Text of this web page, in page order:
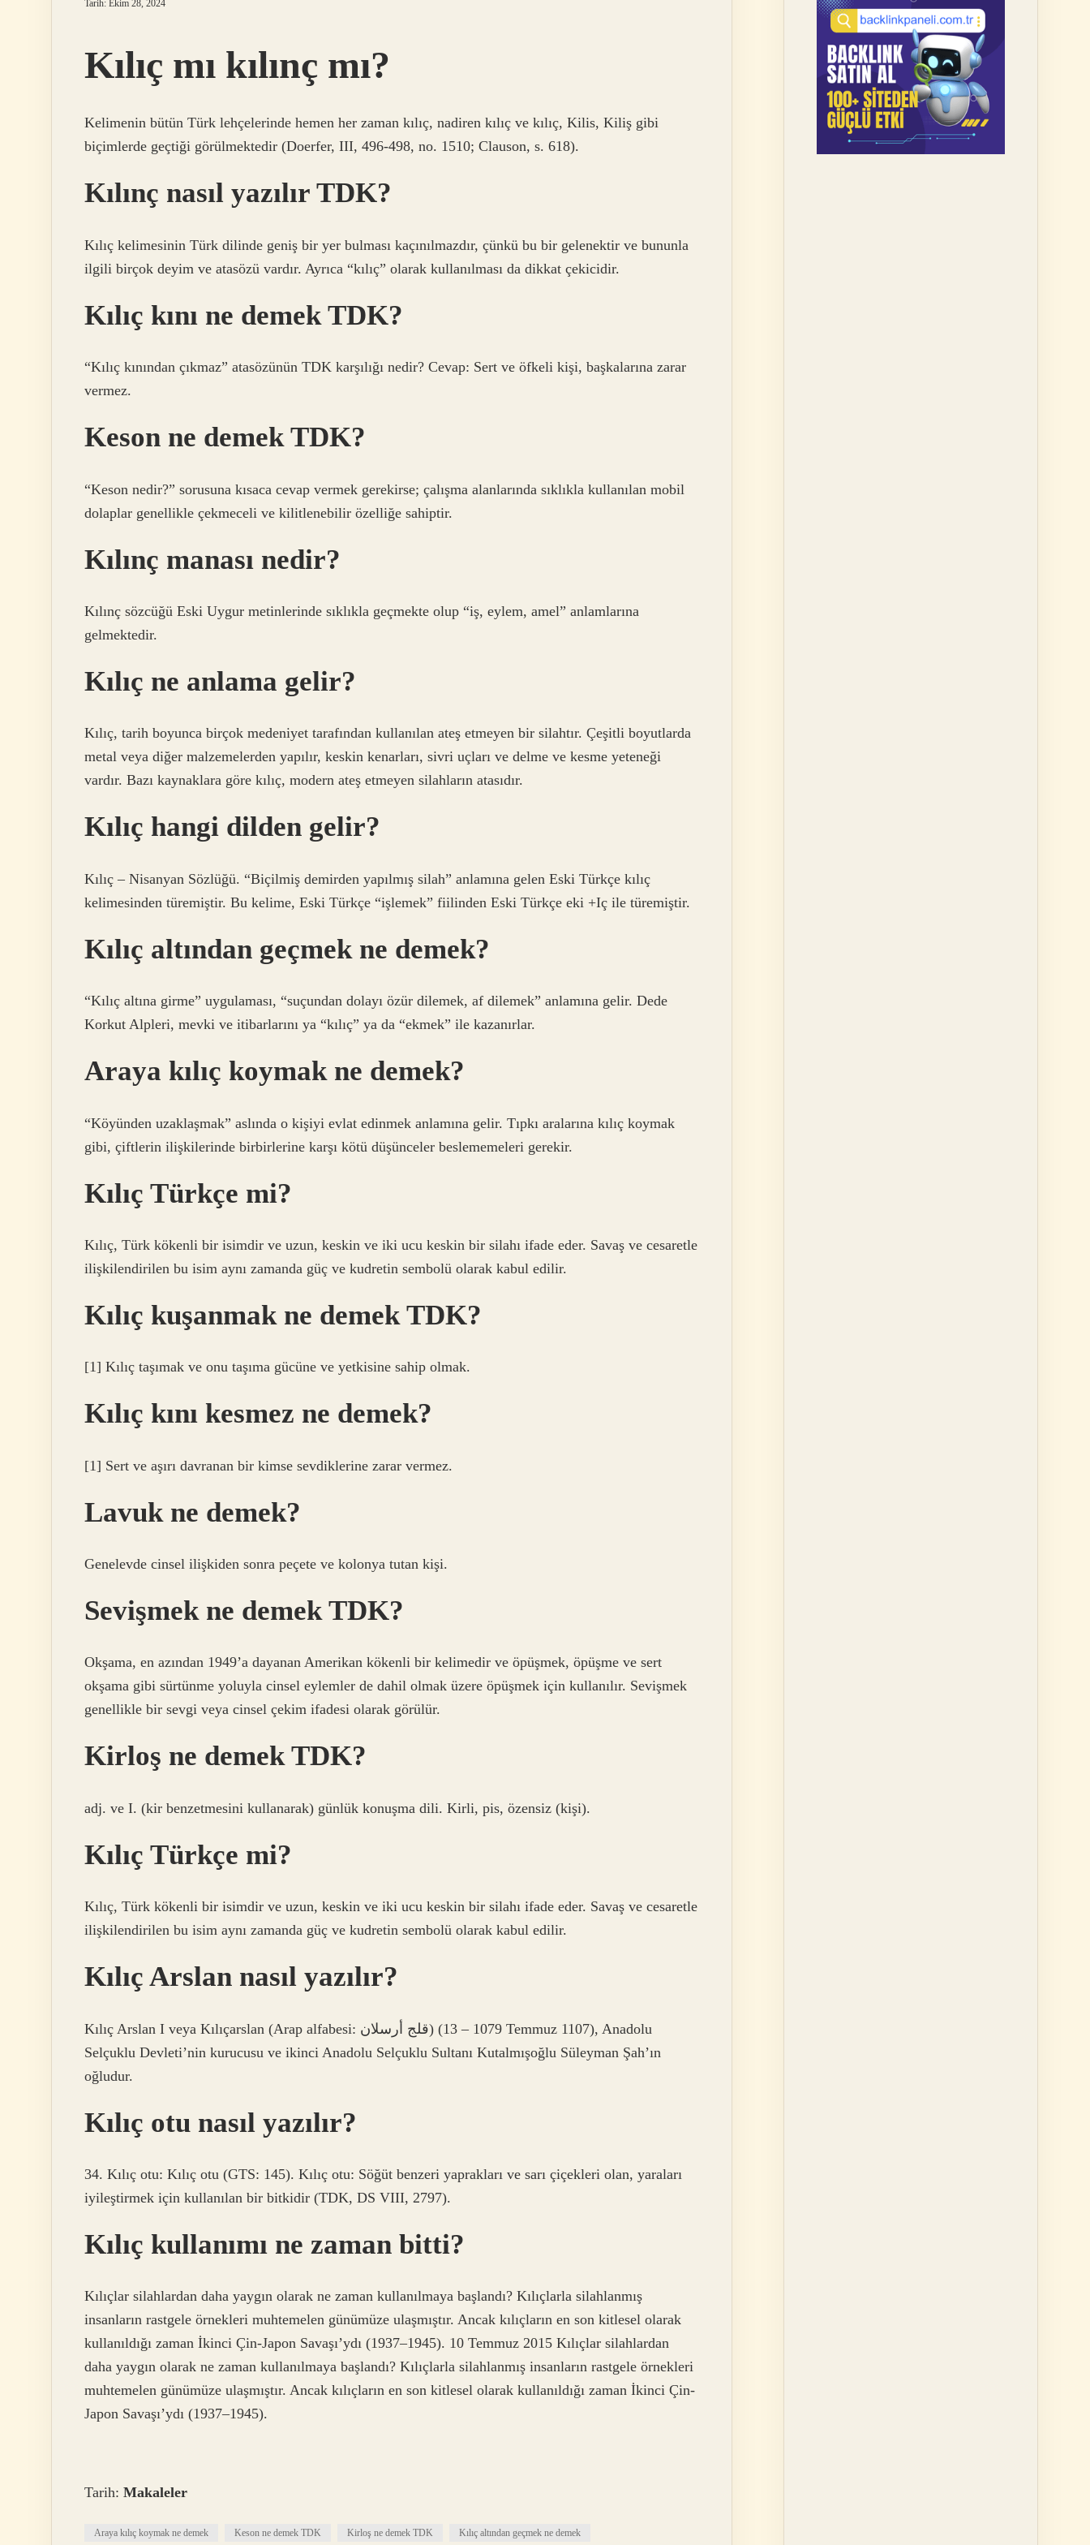
Tarih: Ekim 28, 2024
Kılıç mı kılınç mı?
Kelimenin bütün Türk lehçelerinde hemen her zaman kılıç, nadiren kılıç ve kılıç, Kilis, Kiliş gibi
biçimlerde geçtiği görülmektedir (Doerfer, III, 496-498, no. 1510; Clauson, s. 618).
Kılınç nasıl yazılır TDK?
Kılıç kelimesinin Türk dilinde geniş bir yer bulması kaçınılmazdır, çünkü bu bir gelenektir ve bununla
ilgili birçok deyim ve atasözü vardır. Ayrıca “kılıç” olarak kullanılması da dikkat çekicidir.
Kılıç kını ne demek TDK?
“Kılıç kınından çıkmaz” atasözünün TDK karşılığı nedir? Cevap: Sert ve öfkeli kişi, başkalarına zarar
vermez.
Keson ne demek TDK?
“Keson nedir?” sorusuna kısaca cevap vermek gerekirse; çalışma alanlarında sıklıkla kullanılan mobil
dolaplar genellikle çekmeceli ve kilitlenebilir özelliğe sahiptir.
Kılınç manası nedir?
Kılınç sözcüğü Eski Uygur metinlerinde sıklıkla geçmekte olup “iş, eylem, amel” anlamlarına
gelmektedir.
Kılıç ne anlama gelir?
Kılıç, tarih boyunca birçok medeniyet tarafından kullanılan ateş etmeyen bir silahtır. Çeşitli boyutlarda
metal veya diğer malzemelerden yapılır, keskin kenarları, sivri uçları ve delme ve kesme yeteneği
vardır. Bazı kaynaklara göre kılıç, modern ateş etmeyen silahların atasıdır.
Kılıç hangi dilden gelir?
Kılıç – Nisanyan Sözlüğü. “Biçilmiş demirden yapılmış silah” anlamına gelen Eski Türkçe kılıç
kelimesinden türemiştir. Bu kelime, Eski Türkçe “işlemek” fiilinden Eski Türkçe eki +Iç ile türemiştir.
Kılıç altından geçmek ne demek?
“Kılıç altına girme” uygulaması, “suçundan dolayı özür dilemek, af dilemek” anlamına gelir. Dede
Korkut Alpleri, mevki ve itibarlarını ya “kılıç” ya da “ekmek” ile kazanırlar.
Araya kılıç koymak ne demek?
“Köyünden uzaklaşmak” aslında o kişiyi evlat edinmek anlamına gelir. Tıpkı aralarına kılıç koymak
gibi, çiftlerin ilişkilerinde birbirlerine karşı kötü düşünceler beslememeleri gerekir.
Kılıç Türkçe mi?
Kılıç, Türk kökenli bir isimdir ve uzun, keskin ve iki ucu keskin bir silahı ifade eder. Savaş ve cesaretle
ilişkilendirilen bu isim aynı zamanda güç ve kudretin sembolü olarak kabul edilir.
Kılıç kuşanmak ne demek TDK?
[1] Kılıç taşımak ve onu taşıma gücüne ve yetkisine sahip olmak.
Kılıç kını kesmez ne demek?
[1] Sert ve aşırı davranan bir kimse sevdiklerine zarar vermez.
Lavuk ne demek?
Genelevde cinsel ilişkiden sonra peçete ve kolonya tutan kişi.
Sevişmek ne demek TDK?
Okşama, en azından 1949’a dayanan Amerikan kökenli bir kelimedir ve öpüşmek, öpüşme ve sert
okşama gibi sürtünme yoluyla cinsel eylemler de dahil olmak üzere öpüşmek için kullanılır. Sevişmek
genellikle bir sevgi veya cinsel çekim ifadesi olarak görülür.
Kirloş ne demek TDK?
adj. ve I. (kir benzetmesini kullanarak) günlük konuşma dili. Kirli, pis, özensiz (kişi).
Kılıç Türkçe mi?
Kılıç, Türk kökenli bir isimdir ve uzun, keskin ve iki ucu keskin bir silahı ifade eder. Savaş ve cesaretle
ilişkilendirilen bu isim aynı zamanda güç ve kudretin sembolü olarak kabul edilir.
Kılıç Arslan nasıl yazılır?
Kılıç Arslan I veya Kılıçarslan (Arap alfabesi: قلج أرسلان) (1079 – 13 Temmuz 1107), Anadolu
Selçuklu Devleti’nin kurucusu ve ikinci Anadolu Selçuklu Sultanı Kutalmışoğlu Süleyman Şah’ın
oğludur.
Kılıç otu nasıl yazılır?
34. Kılıç otu: Kılıç otu (GTS: 145). Kılıç otu: Söğüt benzeri yaprakları ve sarı çiçekleri olan, yaraları
iyileştirmek için kullanılan bir bitkidir (TDK, DS VIII, 2797).
Kılıç kullanımı ne zaman bitti?
Kılıçlar silahlardan daha yaygın olarak ne zaman kullanılmaya başlandı? Kılıçlarla silahlanmış
insanların rastgele örnekleri muhtemelen günümüze ulaşmıştır. Ancak kılıçların en son kitlesel olarak
kullanıldığı zaman İkinci Çin-Japon Savaşı’ydı (1937–1945). 10 Temmuz 2015 Kılıçlar silahlardan
daha yaygın olarak ne zaman kullanılmaya başlandı? Kılıçlarla silahlanmış insanların rastgele örnekleri
muhtemelen günümüze ulaşmıştır. Ancak kılıçların en son kitlesel olarak kullanıldığı zaman İkinci Çin-
Japon Savaşı’ydı (1937–1945).
Tarih: Makaleler
Araya kılıç koymak ne demek Keson ne demek TDK Kirloş ne demek TDK Kılıç altından geçmek ne demek